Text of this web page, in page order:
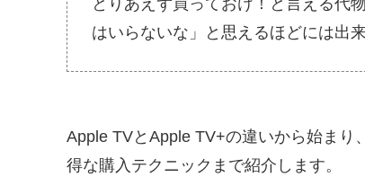
とりあえず買っておけ！と言える代
はいらないな」と思えるほどには出
Apple TVとApple TV+の違いから始まり
得な購入テクニックまで紹介します。